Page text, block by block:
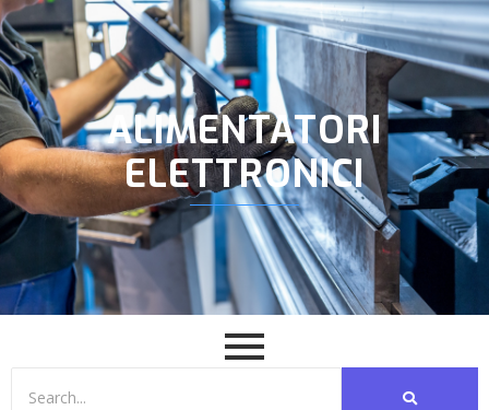
ALIMENTATORI
ELETTRONICI